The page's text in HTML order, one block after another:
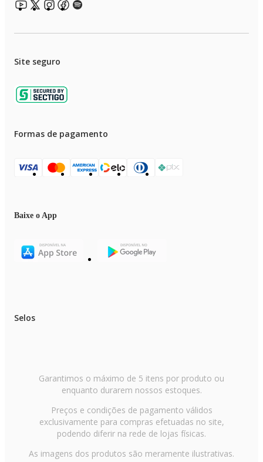
Site seguro
Formas de pagamento
Baixe o App
Selos
Garantimos o máximo de 5 itens por produto ou
enquanto durarem nossos estoques.
Preços e condições de pagamento válidos
exclusivamente para compras efetuadas no site,
podendo diferir na rede de lojas físicas.
As imagens dos produtos são meramente ilustrativas.